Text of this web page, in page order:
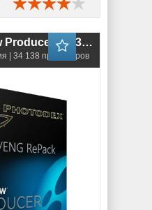
Photodex ProShow Producer 5.0.3280 RUS + RePack
| 34 138 просмотров